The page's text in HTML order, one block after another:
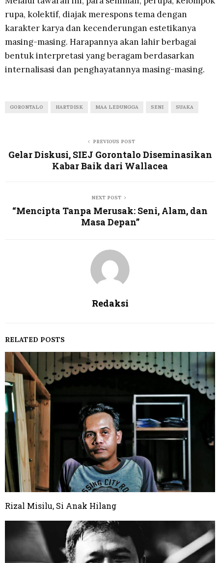
rupa, kolektif, diajak merespons tema dengan
karakter karya dan kecenderungan estetikanya
masing-masing. Harapannya akan lahir berbagai
bentuk interpretasi yang beragam berdasarkan
internalisasi dan penghayatannya masing-masing.
GORONTALO HARTDISK MAA LEDUNGGA SENI SUAKA
PREVIOUS POST
Gelar Diskusi, SIEJ Gorontalo Diseminasikan
Kabar Baik dari Wallacea
NEXT POST
“Mencipta Tanpa Merusak: Seni, Alam, dan
Masa Depan”
Redaksi
RELATED POSTS
Rizal Misilu, Si Anak Hilang